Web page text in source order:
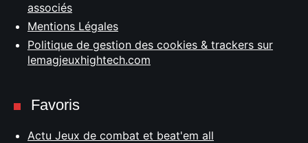
associés
Mentions Légales
Politique de gestion des cookies & trackers sur
lemagjeuxhightech.com
Favoris
Actu Jeux de combat et beat'em all